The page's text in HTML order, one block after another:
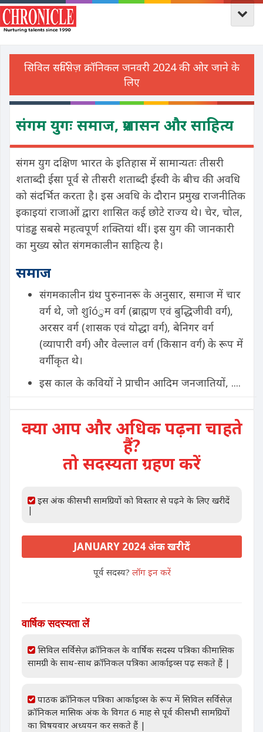
संगम युगः समाज, प्रशासन और साहित्य
संगम युग दक्षिण भारत के इतिहास में सामान्यतः तीसरी
शताब्दी ईसा पूर्व से तीसरी शताब्दी ईस्वी के बीच की अवधि
को संदर्भित करता है। इस अवधि के दौरान प्रमुख राजनीतिक
इकाइयां राजाओं द्वारा शासित कई छोटे राज्य थे। चेर, चोल,
पांडड्ढ सबसे महत्वपूर्ण शक्तियां थीं। इस युग की जानकारी
का मुख्य स्रोत संगमकालीन साहित्य है।
समाज
संगमकालीन ग्रंथ पुरुनानरू के अनुसार, समाज में चार
वर्ग थे, जो शुîóुम वर्ग (ब्राह्मण एवं बुद्धिजीवी वर्ग),
अरसर वर्ग (शासक एवं योद्धा वर्ग), बेनिगर वर्ग
(व्यापारी वर्ग) और वेल्लाल वर्ग (किसान वर्ग) के रूप में
वर्गीकृत थे।
इस काल के कवियों ने प्राचीन आदिम जनजातियों, ....
क्या आप और अधिक पढ़ना चाहते
हैं?
तो सदस्यता ग्रहण करें
इस अंक की सभी सामग्रियों को विस्तार से पढ़ने के लिए खरीदें
|
JANUARY 2024 अंक खरीदें
पूर्व सदस्य? लॉग इन करें
वार्षिक सदस्यता लें
सिविल सर्विसेज़ क्रॉनिकल के वार्षिक सदस्य पत्रिका की मासिक
सामग्री के साथ-साथ क्रॉनिकल पत्रिका आर्काइव्स पढ़ सकते हैं |
पाठक क्रॉनिकल पत्रिका आर्काइव्स के रूप में सिविल सर्विसेज़
क्रॉनिकल मासिक अंक के विगत 6 माह से पूर्व की सभी सामग्रियों
का विषयवार अध्ययन कर सकते हैं |